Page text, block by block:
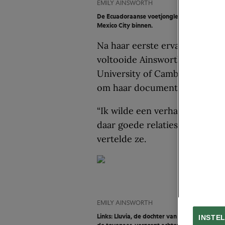
EMILY AINSWORTH
De Ecuadoraanse voetjongleurs Brandon
Mexico City binnen.
Na haar eerste ervaring als
voltooide Ainsworth haar
University of Cambridge.
om haar documentairewerk
“Ik wilde een verhaal maken
daar goede relaties
vertelde ze.
EMILY AINSWORTH
Links: Lluvia, de dochter van de